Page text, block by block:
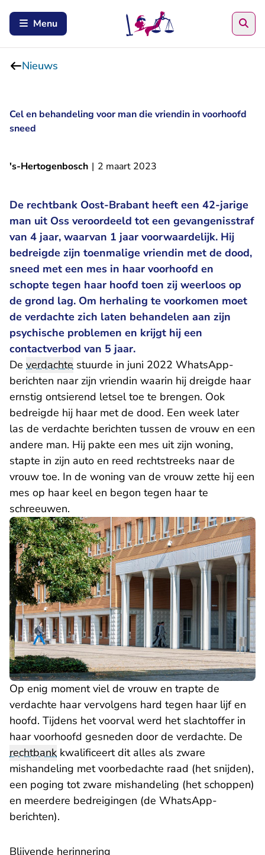
Menu
Nieuws
Cel en behandeling voor man die vriendin in voorhoofd
sneed
's-Hertogenbosch | 2 maart 2023
De rechtbank Oost-Brabant heeft een 42-jarige
man uit Oss veroordeeld tot een gevangenisstraf
van 4 jaar, waarvan 1 jaar voorwaardelijk. Hij
bedreigde zijn toenmalige vriendin met de dood,
sneed met een mes in haar voorhoofd en
schopte tegen haar hoofd toen zij weerloos op
de grond lag. Om herhaling te voorkomen moet
de verdachte zich laten behandelen aan zijn
psychische problemen en krijgt hij een
contactverbod van 5 jaar.
De verdachte stuurde in juni 2022 WhatsApp-
berichten naar zijn vriendin waarin hij dreigde haar
ernstig ontsierend letsel toe te brengen. Ook
bedreigde hij haar met de dood. Een week later
las de verdachte berichten tussen de vrouw en een
andere man. Hij pakte een mes uit zijn woning,
stapte in zijn auto en reed rechtstreeks naar de
vrouw toe. In de woning van de vrouw zette hij een
mes op haar keel en begon tegen haar te
schreeuwen.
Op enig moment viel de vrouw en trapte de
verdachte haar vervolgens hard tegen haar lijf en
hoofd. Tijdens het voorval werd het slachtoffer in
haar voorhoofd gesneden door de verdachte. De
rechtbank kwalificeert dit alles als zware
mishandeling met voorbedachte raad (het snijden),
een poging tot zware mishandeling (het schoppen)
en meerdere bedreigingen (de WhatsApp-
berichten).
Blijvende herinnering